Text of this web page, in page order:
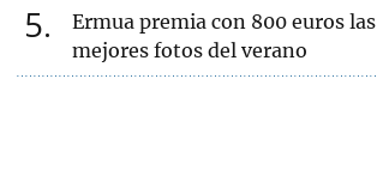
5
Ermua premia con 800 euros las
mejores fotos del verano